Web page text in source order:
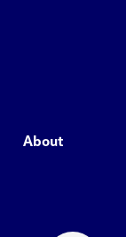
About